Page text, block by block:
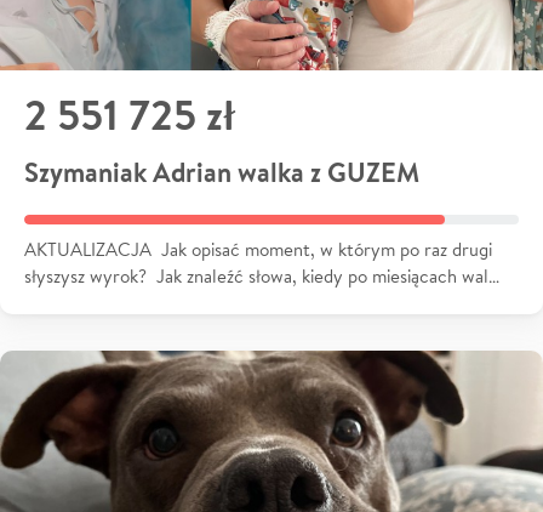
2 551 725 zł
Szymaniak Adrian walka z GUZEM
AKTUALIZACJA Jak opisać moment, w którym po raz drugi
słyszysz wyrok? Jak znaleźć słowa, kiedy po miesiącach wal…